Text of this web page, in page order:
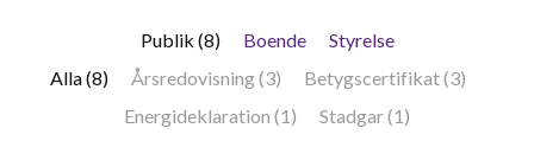
Publik (8) Boende
Styrelse
Alla (8)
Årsredovisning (3)
Betygscertifikat (3)
Energideklaration (1)
Stadgar (1)